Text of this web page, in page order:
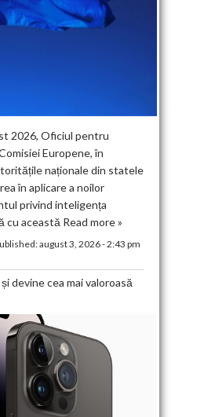
2026, Oficiul pentru
Europene, în
naționale din statele
în aplicare a noilor
privind inteligența
cu această Read more »
august 3, 2026 - 2:43 pm
devine cea mai valoroasă